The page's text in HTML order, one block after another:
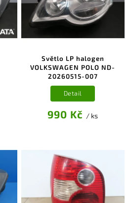
Světlo LP halogen
VOLKSWAGEN POLO ND-
20260515-007
990 Kč / ks
Detail